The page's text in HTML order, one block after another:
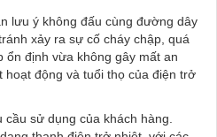
ý không đấu cùng đường dây
xảy ra sự cố cháy chập, quá
ổn định vừa không gây mất an
hoạt động và tuổi thọ của điện trở
sử dụng của khách hàng.